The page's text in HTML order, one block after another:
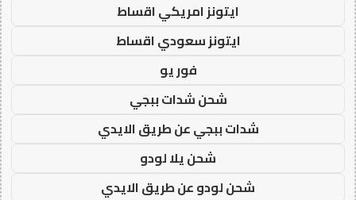
ايتونز امريكي اقساط
ايتونز سعودي اقساط
فور يو
شحن شدات ببجي
شدات ببجي عن طريق الايدي
شحن يلا لودو
شحن لودو عن طريق الايدي